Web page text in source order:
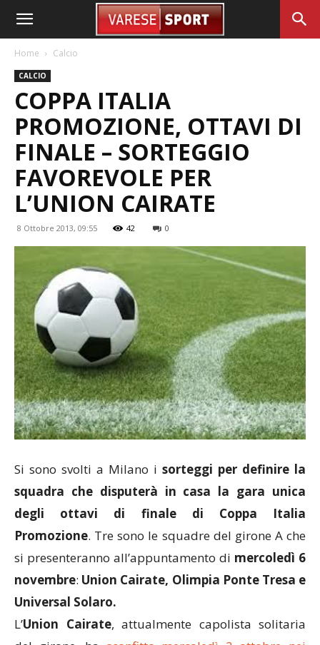
Home Calcio
CALCIO
COPPA ITALIA
PROMOZIONE, OTTAVI DI
FINALE – SORTEGGIO
FAVOREVOLE PER
L’UNION CAIRATE
8 Ottobre 2013, 09:55 42 0
Si sono svolti a Milano i sorteggi per definire la
squadra che disputerà in casa la gara unica
degli ottavi di finale di Coppa Italia
Promozione. Tre sono le squadre del girone A che
si presenteranno all’appuntamento di mercoledì 6
novembre: Union Cairate, Olimpia Ponte Tresa e
Universal Solaro.
L’Union Cairate, attualmente capolista solitaria